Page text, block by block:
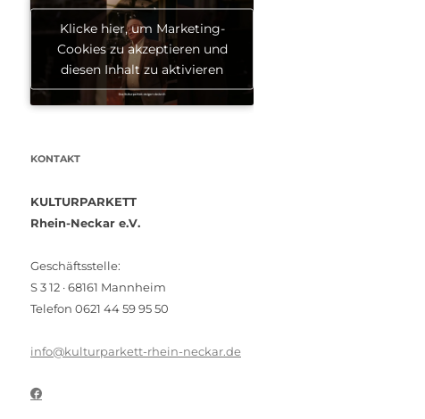
Klicke hier, um Marketing-
Cookies zu akzeptieren und
diesen Inhalt zu aktivieren
KONTAKT
KULTURPARKETT
Rhein-Neckar e.V.
Geschäftsstelle:
S 3 12 · 68161 Mannheim
Telefon 0621 44 59 95 50
info@kulturparkett-rhein-neckar.de